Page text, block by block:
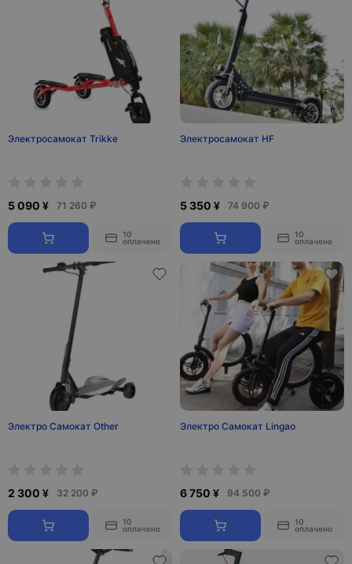
Электросамокат Trikke
5 090 ¥ 71 260 ₽
10
оплачено
Электросамокат HF
5 350 ¥ 74 900 ₽
10
оплачено
Электро Самокат Other
2 300 ¥ 32 200 ₽
10
оплачено
Электро Самокат Lingao
6 750 ¥ 94 500 ₽
10
оплачено